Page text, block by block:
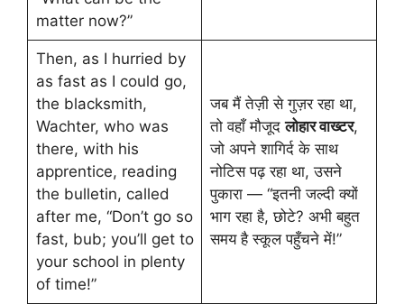
matter now?”
Then, as I hurried by
as fast as I could go,
the blacksmith,
Wachter, who was
there, with his
apprentice, reading
the bulletin, called
after me, “Don’t go so
fast, bub; you’ll get to
your school in plenty
of time!”
जब मैं तेज़ी से गुज़र रहा था,
तो वहाँ मौजूदलोहार वाख्टर,
जो अपने शागिर्द के साथ
नोटिस पढ़ रहा था, उसने
पुकारा — “इतनी जल्दी क्यों
भाग रहा है, छोटे? अभी बहुत
समय है स्कूल पहुँचने में!”